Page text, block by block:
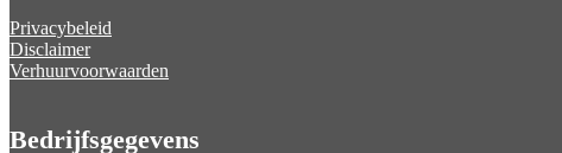
Privacybeleid
Disclaimer
Verhuurvoorwaarden
Bedrijfsgegevens